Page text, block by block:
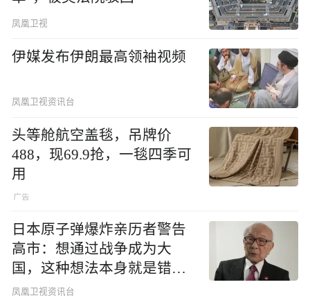
凤凰卫视
伊媒发布伊朗最高领袖视频
凤凰卫视资讯台
头等舱航空盖毯，吊牌价
488，现69.9抢，一毯四季可
用
日本原子弹爆炸亲历者警告
高市：想通过战争成为大
国，这种想法本身就是错误
的
凤凰卫视资讯台